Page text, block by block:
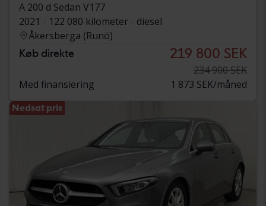
A 200 d Sedan V177
2021
122 080 kilometer
diesel
Åkersberga (Runö)
Køb direkte 219 800 SEK
234 900 SEK
Med finansiering
1 873 SEK/måned
Nedsat pris